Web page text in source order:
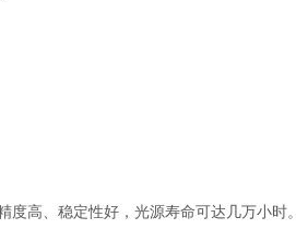
高、稳定性好，光源寿命可达几万小时。